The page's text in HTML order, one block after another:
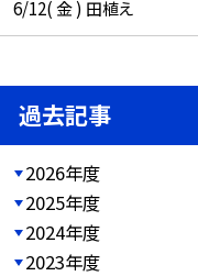
6/12( 金 ) 田植え
過去記事
2026年度
2025年度
2024年度
2023年度